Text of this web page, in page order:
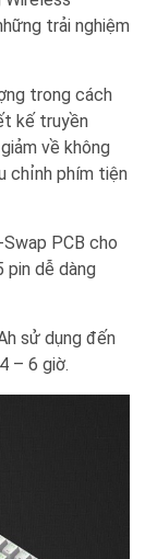
trải nghiệm
trong cách
kế truyền
về không
chỉnh phím tiện
PCB cho
dễ dàng
sử dụng đến
– 6 giờ.